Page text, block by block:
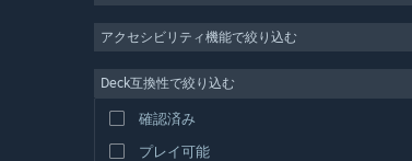
動画制作
写真編集
アクセシビリティ機能で絞り込む
Deck互換性で絞り込む
確認済み
プレイ可能